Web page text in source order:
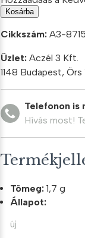
Új
ezüst
kék
gyűrű
mennyiség
Kosárba
Cikkszám: A3-8715
Üzlet: Aczél 3 Kft.
1148 Budapest,
Telefonon is
Hívás most!
Tömeg: 1,7 g
Állapot:
új